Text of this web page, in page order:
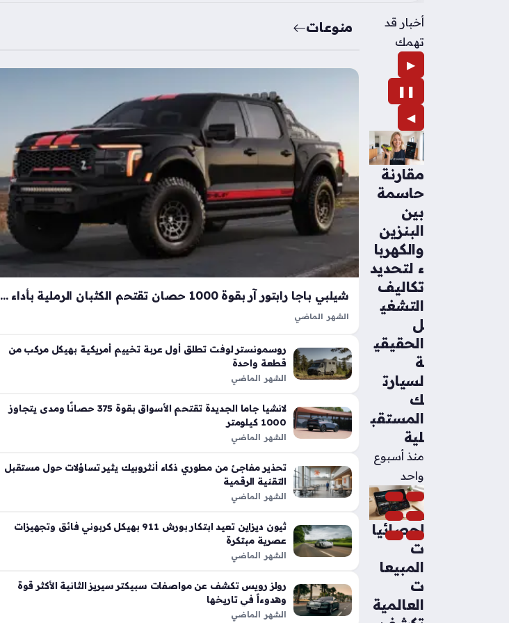
أخبار قد
تهمك
▶
❚❚
◀
مقارنة
حاسمة
بين
البنزين
والكهربا
ء لتحديد
تكاليف
التشغي
ل
الحقيقي
ة
لسيارت
ك
المستقب
لية
منذ أسبوع
واحد
إحصائيا
ت
المبيعا
ت
العالمية
منوعات
شيلبي باجا رابتور آر بقوة 1000 حصان تقتحم الكثبان الرملية بأداء خارق
الشهر الماضي
الأداء التقليدية في شاحنات البيك أب، إذ ارتقت بهذه الفئة إلى مستويات غير مسبوقة
بفضل تعديلات…
روسمونستر لوفت تطلق أول عربة تخييم أمريكية بهيكل مركب من
قطعة واحدة
الشهر الماضي
لانشيا جاما الجديدة تقتحم الأسواق بقوة 375 حصانًا ومدى يتجاوز
1000 كيلومتر
الشهر الماضي
تحذير مفاجئ من مطوري ذكاء أنثروبيك يثير تساؤلات حول مستقبل
التقنية الرقمية
الشهر الماضي
ثيون ديزاين تعيد ابتكار بورش 911 بهيكل كربوني فائق وتجهيزات
عصرية مبتكرة
الشهر الماضي
رولز رويس تكشف عن مواصفات سبيكتر سيريز الثانية الأكثر قوة
وهدوءاً في تاريخها
الشهر الماضي